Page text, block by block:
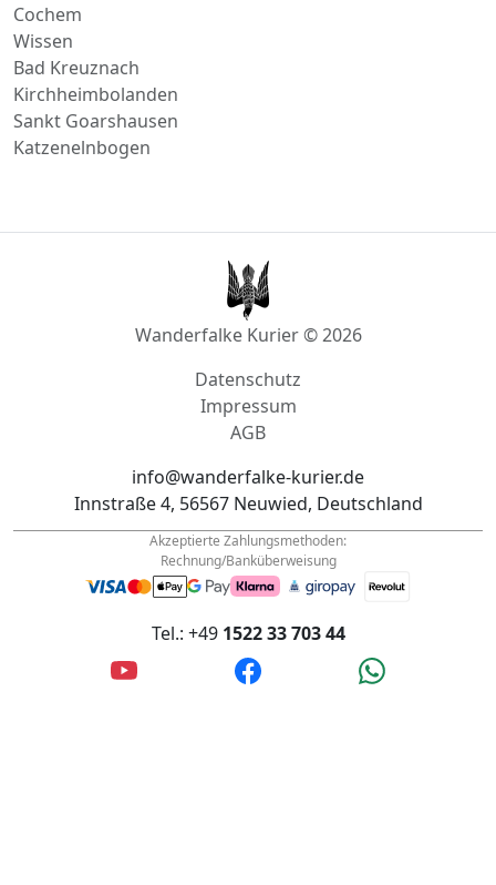
Kyllburg
Cochem
Wissen
Bad Kreuznach
Kirchheimbolanden
Sankt Goarshausen
Datenschutz
Impressum
info@wanderfalke-kurier.de
Innstraße 4, 56567 Neuwied, Deutschland
Akzeptierte Zahlungsmethoden:
Rechnung/Banküberweisung
1522 33 703 44